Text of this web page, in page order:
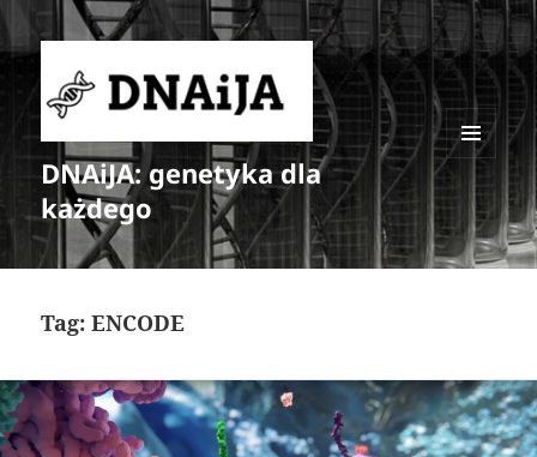
DNAiJA: genetyka dla
każdego
MENU
WIDGETY
Tag:ENCODE